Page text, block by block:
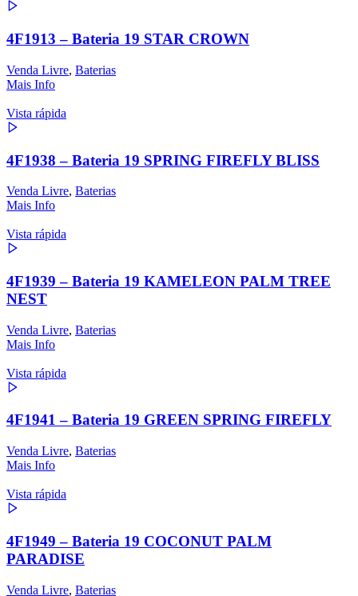
4F1913 – Bateria 19 STAR CROWN
Venda Livre, Baterias
Mais Info
Vista rápida
4F1938 – Bateria 19 SPRING FIREFLY BLISS
Venda Livre, Baterias
Mais Info
Vista rápida
4F1939 – Bateria 19 KAMELEON PALM TREE
NEST
Venda Livre, Baterias
Mais Info
Vista rápida
4F1941 – Bateria 19 GREEN SPRING FIREFLY
Venda Livre, Baterias
Mais Info
Vista rápida
4F1949 – Bateria 19 COCONUT PALM
PARADISE
Venda Livre, Baterias